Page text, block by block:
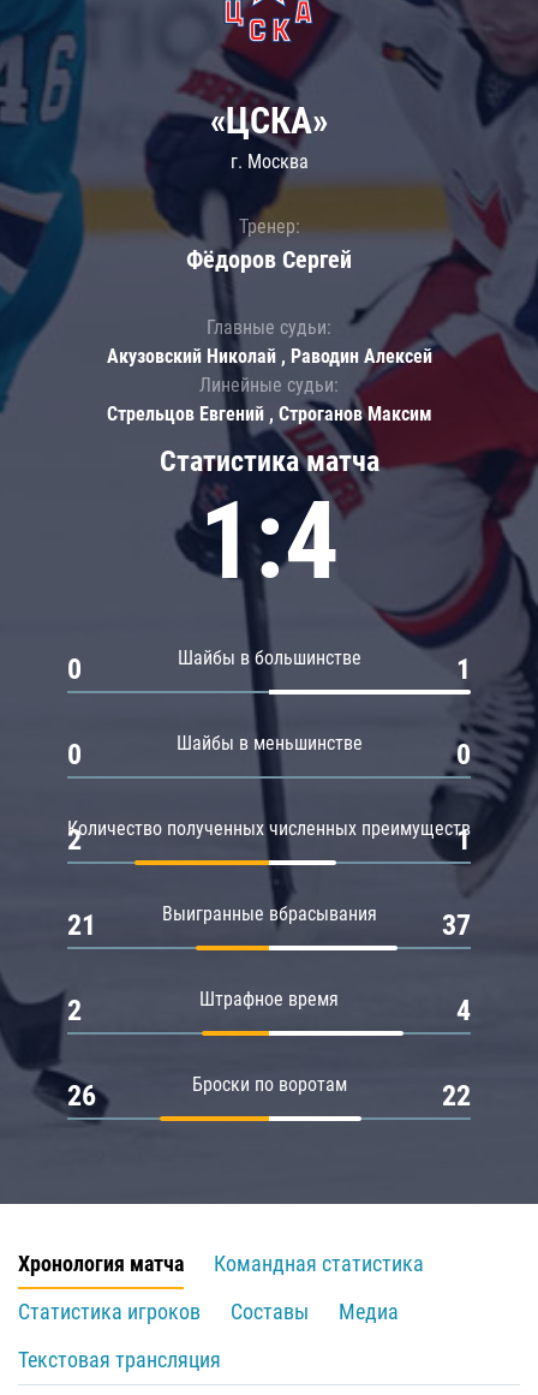
Статистика матча
1:4
Шайбы в большинстве
0 1
Шайбы в меньшинстве
0 0
Количество полученных численных преимуществ
2 1
Выигранные вбрасывания
21 37
Штрафное время
2 4
Броски по воротам
26 22
«ЦСКА»
г. Москва
Тренер:
Фёдоров Сергей
Главные судьи:
Акузовский Николай , Раводин Алексей
Линейные судьи:
Стрельцов Евгений , Строганов Максим
Хронология матча
Командная статистика
Статистика игроков
Составы
Медиа
Текстовая трансляция